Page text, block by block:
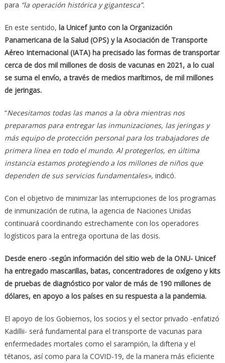
para “la operación histórica y gigantesca”.
En este sentido, la Unicef junto con la Organización
Panamericana de la Salud (OPS) y la Asociación de Transporte
Aéreo Internacional (IATA) ha precisado las formas de transportar
cerca de dos mil millones de dosis de vacunas en 2021, a lo cual
se suma el envío, a través de medios marítimos, de mil millones
de jeringas.
“Necesitamos todas las manos a la obra mientras nos
preparamos para entregar las inmunizaciones, las jeringas y
más equipo de protección personal para los trabajadores de
primera línea en todo el mundo. Al protegerlos, en última
instancia estamos protegiendo a los millones de niños que
dependen de sus servicios fundamentales», indicó.
Con el objetivo de minimizar las interrupciones de los programas
de inmunización de rutina, la agencia de Naciones Unidas
continuará coordinando estrechamente con los operadores
logísticos para la entrega oportuna de las dosis.
Desde enero -según información del sitio web de la ONU- Unicef
ha entregado mascarillas, batas, concentradores de oxígeno y kits
de pruebas de diagnóstico por valor de más de 190 millones de
dólares, en apoyo a los países en su respuesta a la pandemia.
El apoyo de los Gobiernos, los socios y el sector privado -enfatizó
Kadillii- será fundamental para el transporte de vacunas para
enfermedades mortales como el sarampión, la difteria y el
tétanos, así como para la COVID-19, de la manera más eficiente